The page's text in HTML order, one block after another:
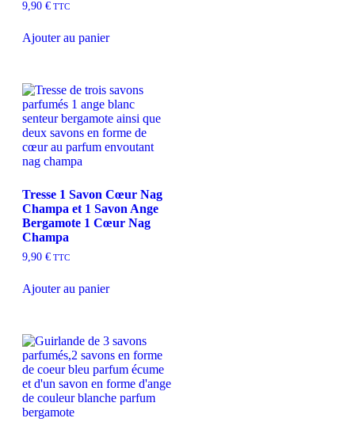
9,90 € TTC
Ajouter au panier
Tresse 1 Savon Cœur Nag
Champa et 1 Savon Ange
Bergamote 1 Cœur Nag
Champa
9,90 € TTC
Ajouter au panier